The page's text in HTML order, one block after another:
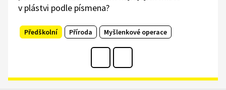
v plástvi podle písmena?
Předškolní Příroda Myšlenkové operace